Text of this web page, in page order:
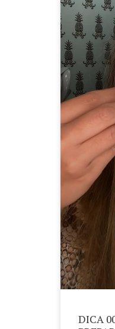
DICA